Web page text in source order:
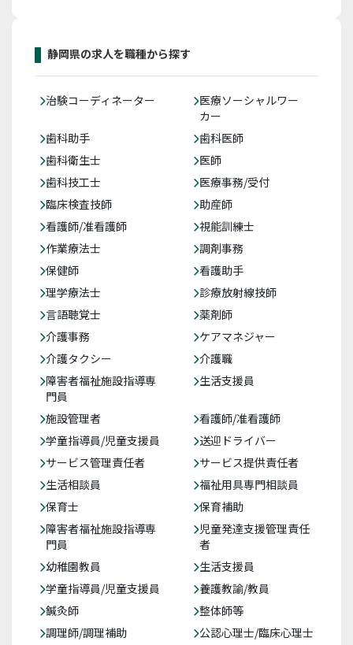
静岡県の求人を職種から探す
治験コーディネーター
医療ソーシャルワー
カー
歯科助手
歯科医師
歯科衛生士
医師
歯科技工士
医療事務/受付
臨床検査技師
助産師
看護師/准看護師
視能訓練士
作業療法士
調剤事務
保健師
看護助手
理学療法士
診療放射線技師
言語聴覚士
薬剤師
介護事務
ケアマネジャー
介護タクシー
介護職
障害者福祉施設指導専
門員
生活支援員
施設管理者
看護師/准看護師
学童指導員/児童支援員
送迎ドライバー
サービス管理責任者
サービス提供責任者
生活相談員
福祉用具専門相談員
保育士
保育補助
障害者福祉施設指導専
門員
児童発達支援管理責任
者
幼稚園教員
生活支援員
学童指導員/児童支援員
養護教諭/教員
鍼灸師
整体師等
調理師/調理補助
公認心理士/臨床心理士